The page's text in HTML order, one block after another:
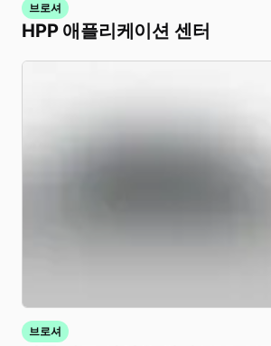
브로셔
HPP 애플리케이션 센터
브로셔